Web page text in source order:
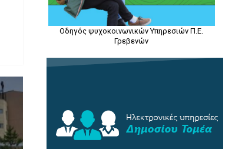
Οδηγός ψυχοκοινωνικών Υπηρεσιών Π.Ε.
Γρεβενών